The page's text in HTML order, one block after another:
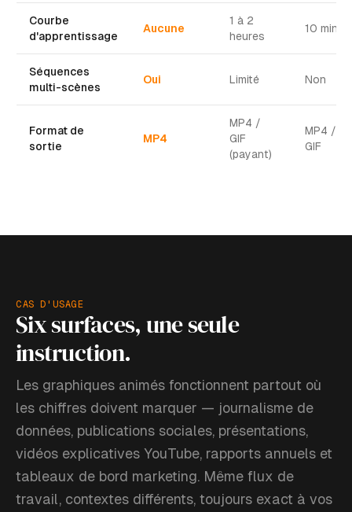
Courbe
d'apprentissage
Aucune
1 à 2
heures
10 min
Séquences
multi-scènes
Oui Limité Non
Format de
sortie
MP4
MP4 /
GIF
(payant)
MP4 /
GIF
CAS D'USAGE
Six surfaces, une seule
instruction.
Les graphiques animés fonctionnent partout où
les chiffres doivent marquer — journalisme de
données, publications sociales, présentations,
vidéos explicatives YouTube, rapports annuels et
tableaux de bord marketing. Même flux de
travail, contextes différents, toujours exact à vos